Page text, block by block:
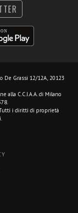
De Grassi 12/12A, 20123
alla C.C.I.A.A. di Milano
Tutti i diritti di proprietà